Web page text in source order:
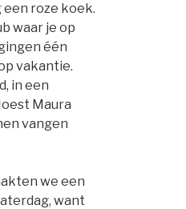
een roze koek.
waar je op
één
vakantie.
in een
Maura
vangen
we een
want